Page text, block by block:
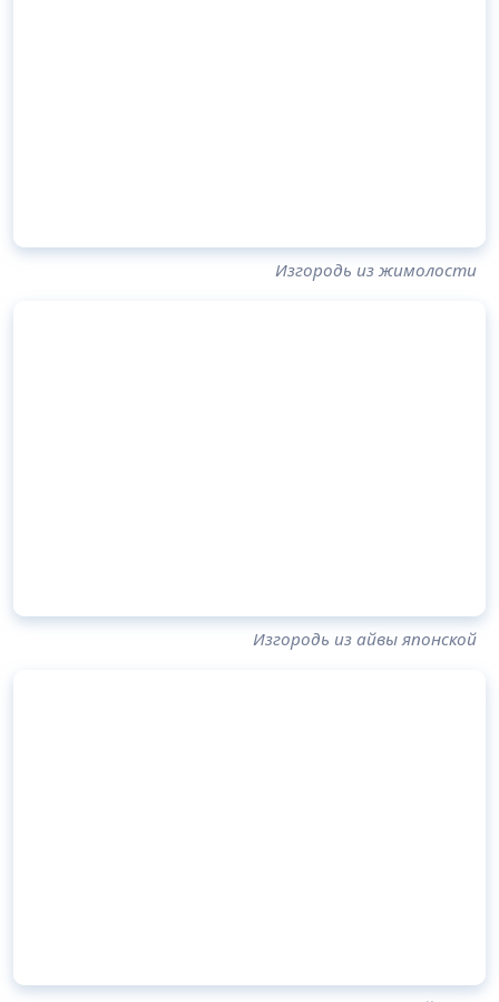
Изгородь из жимолости
Изгородь из айвы японской